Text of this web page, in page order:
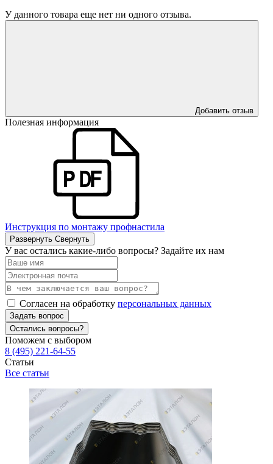
У данного товара еще нет ни одного отзыва.
Добавить отзыв
Полезная информация
Инструкция по монтажу профнастила
Развернуть Свернуть
У вас остались какие-либо вопросы? Задайте их нам
Согласен на обработку персональных данных
Задать вопрос
Остались вопросы?
Поможем с выбором
8 (495) 221-64-55
Статьи
Все статьи